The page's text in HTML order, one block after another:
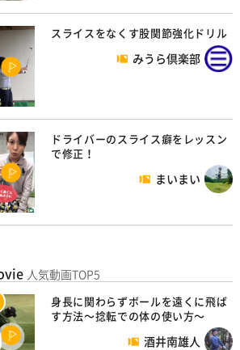
スライスをなくす股関節強化ドリル
みうら倶楽部
ドライバーのスライス癖をレッスン
で修正！
まいまい
人気動画TOP5
身長に関わらずボールを遠くに飛ば
す方法～捻転での体の使い方～
酒井南雄人